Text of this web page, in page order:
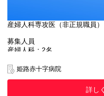
面接後2週間以内
産婦人科専攻医（非正規職員）
募集人員
産婦人科：2名
採用年月日
令和9年4月1日
姫路赤十字病院
詳し